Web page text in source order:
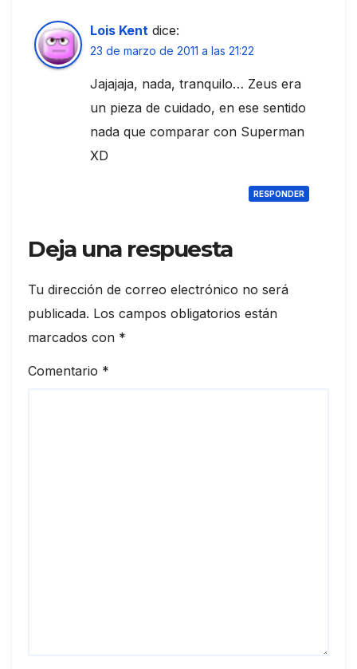
Lois Kent dice:
23 de marzo de 2011 a las 21:22
Jajajaja, nada, tranquilo… Zeus era
un pieza de cuidado, en ese sentido
nada que comparar con Superman
XD
RESPONDER
Deja una respuesta
Tu dirección de correo electrónico no será
publicada. Los campos obligatorios están
marcados con *
Comentario *